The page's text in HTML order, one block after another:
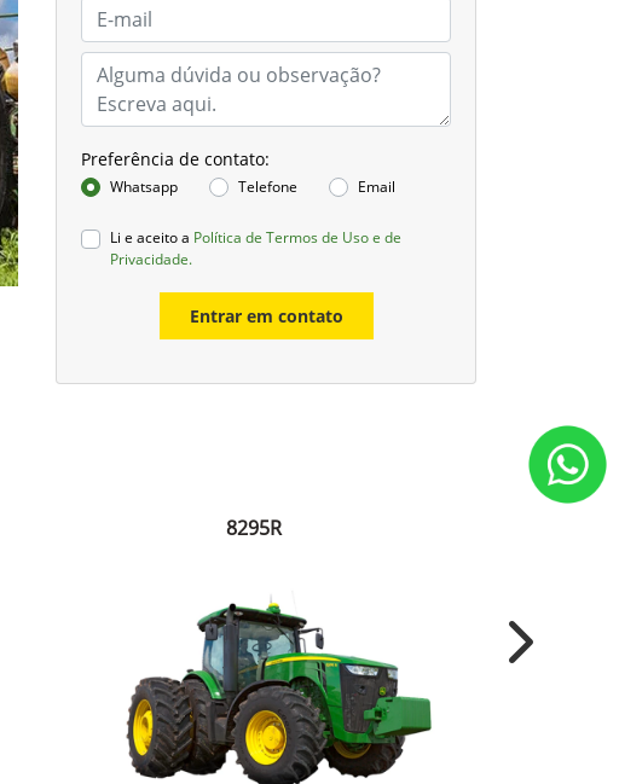
Preferência de contato:
Whatsapp Telefone Email
Li e aceito a Política de Termos de Uso e de
Privacidade.
Entrar em contato
8295R
Next